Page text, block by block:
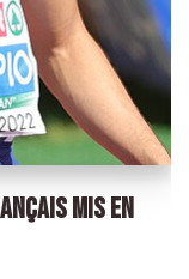
MIS EN